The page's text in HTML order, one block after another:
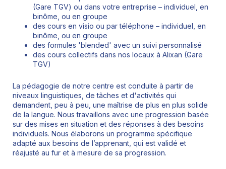
(Gare TGV) ou dans votre entreprise – individuel, en
binôme, ou en groupe
des cours en visio ou par téléphone – individuel, en
binôme, ou en groupe
des formules 'blended' avec un suivi personnalisé
des cours collectifs dans nos locaux à Alixan (Gare
TGV)
La pédagogie de notre centre est conduite à partir de
niveaux linguistiques, de tâches et d'activités qui
demandent, peu à peu, une maîtrise de plus en plus solide
de la langue. Nous travaillons avec une progression basée
sur des mises en situation et des réponses à des besoins
individuels. Nous élaborons un programme spécifique
adapté aux besoins de l’apprenant, qui est validé et
réajusté au fur et à mesure de sa progression.